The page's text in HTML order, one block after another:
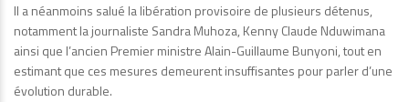
Il a néanmoins salué la libération provisoire de plusieurs détenus,
notamment la journaliste Sandra Muhoza, Kenny Claude Nduwimana
ainsi que l’ancien Premier ministre Alain-Guillaume Bunyoni, tout en
estimant que ces mesures demeurent insuffisantes pour parler d’une
évolution durable.